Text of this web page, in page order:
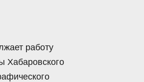
работу
Хабаровского